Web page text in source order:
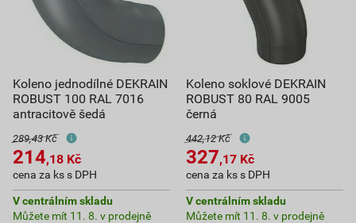
Koleno jednodílné DEKRAIN
ROBUST 100 RAL 7016
antracitově šedá
289,43 Kč
214,18 Kč
cena za ks s DPH
V centrálním skladu
Můžete mít 11. 8. v prodejně
Koleno soklové DEKRAIN
ROBUST 80 RAL 9005
černá
442,12 Kč
327,17 Kč
cena za ks s DPH
V centrálním skladu
Můžete mít 11. 8. v prodejně